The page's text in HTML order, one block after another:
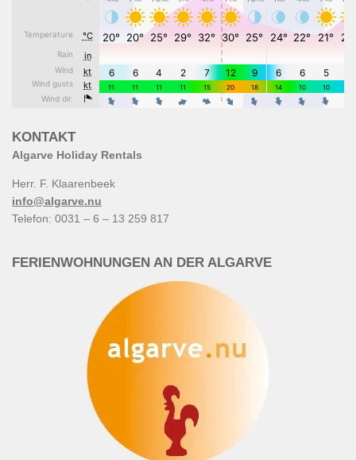
KONTAKT
Algarve Holiday Rentals
Herr. F. Klaarenbeek
info@algarve.nu
Telefon: 0031 – 6 – 13 259 817
FERIENWOHNUNGEN AN DER ALGARVE